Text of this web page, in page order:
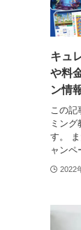
キュ
や料
ン情
この
ミン
す。
ャンペ
2022